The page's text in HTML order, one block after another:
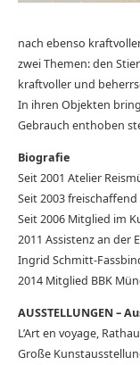
nach ebenso
zwei Themen: den
kraftvoller und
In ihren Objekten
Gebrauch enthoben
Biografie
Seit 2001 Atelier
Seit 2003 freischaffend
Seit 2006 Mitglied im
2011 Assistenz an der
Ingrid Schmitt-
2014 Mitglied BBK
AUSSTELLUNGEN –
L’Art en voyage,
Große